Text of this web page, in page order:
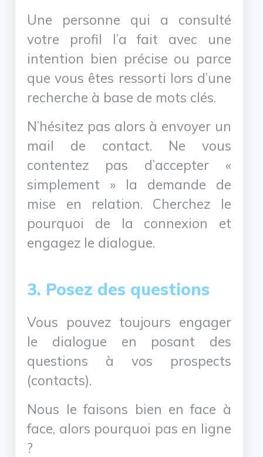
Une personne qui a consulté
votre profil l’a fait avec une
intention bien précise ou parce
que vous êtes ressorti lors d’une
recherche à base de mots clés.
N’hésitez pas alors à envoyer un
mail de contact. Ne vous
contentez pas d’accepter «
simplement » la demande de
mise en relation. Cherchez le
pourquoi de la connexion et
engagez le dialogue.
3. Posez des questions
Vous pouvez toujours engager
le dialogue en posant des
questions à vos prospects
(contacts).
Nous le faisons bien en face à
face, alors pourquoi pas en ligne
?